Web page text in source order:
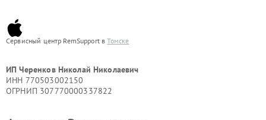
Сервисный центр RemSupport вТомске
ИП Черенков Николай Николаевич
ИНН 770503002150
ОГРНИП 307770000337822